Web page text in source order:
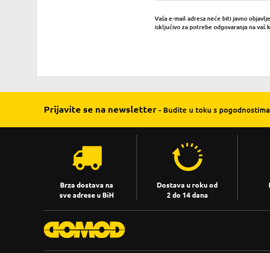
Vaša e-mail adresa neće biti javno
isključivo za potrebe odgovaranja na vaš
Prijavite se na newsletter - Budite u toku s
Brza dostava na
sve adrese u BiH
Dostava u roku od
2 do 14 dana